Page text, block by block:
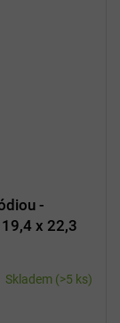
-
x 22,3
Skladem (>5 ks)